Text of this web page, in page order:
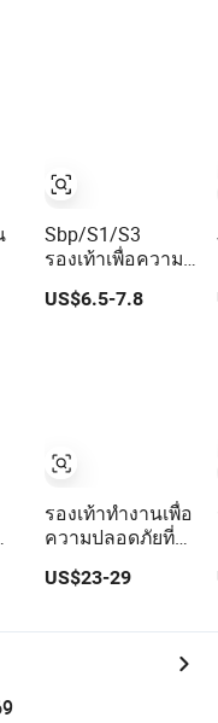
Sbp/S1/S3
รองเท้าเพื่อความ
อุตสาหกรรม หนัง
US$6.5-7.8
รองเท้าทำงานเพื่อ
ความปลอดภัยที่มี
- การป้องกันและ
US$23-29